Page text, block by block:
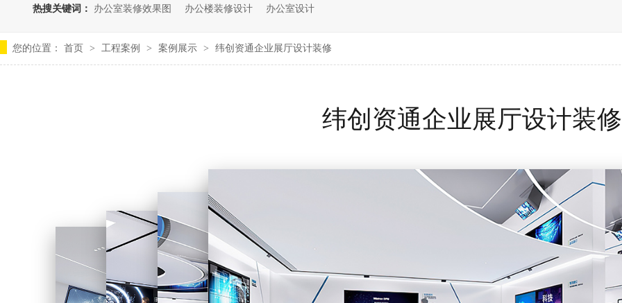
热搜关键词： 办公室装修效果图 办公楼装修设计 办公室设计
您的位置： 首页 > 工程案例 > 案例展示 > 纬创资通企业展厅设计装修
纬创资通企业展厅设计装修